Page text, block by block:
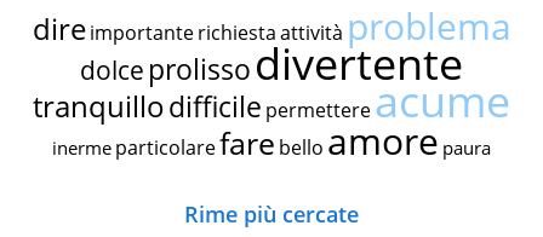
dire importante richiestaattività problema
dolce prolissodivertente
tranquillodifficile permettereacume
inerme particolarefare bello amore paura
Rime più cercate